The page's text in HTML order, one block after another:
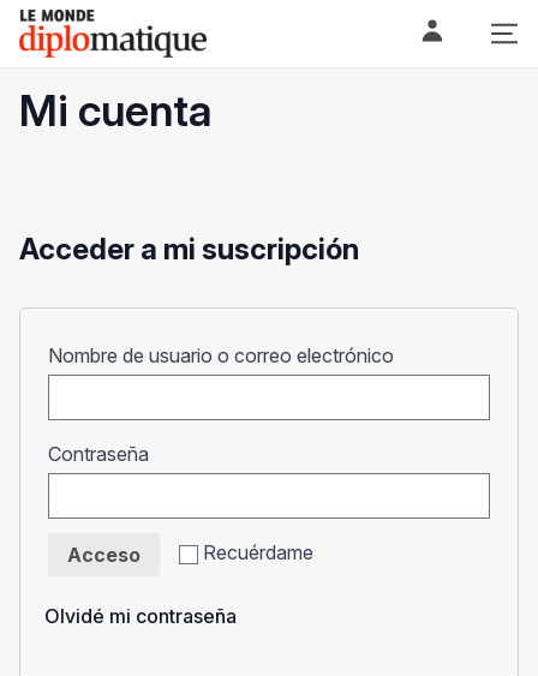
Skip
content
Le monde diplomatique
Mi cuenta
Acceder a mi suscripción
Nombre de usuario o correo electrónico
Contraseña
Recuérdame
Acceso
Olvidé mi contraseña